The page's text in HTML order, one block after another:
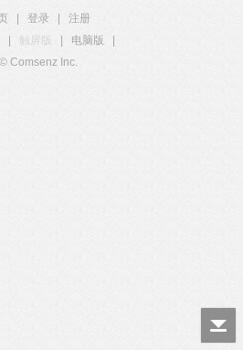
登录
注册
触屏版 电脑版
© Comsenz Inc.